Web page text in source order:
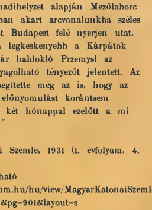
alapján Mezőlaborc
akart arcvonalunkba széles
Budapest felé nyerjen utat.
a Kárpátok
haldokló Przemysl az
tényezőt jelentett. Az
még az is, hogy az
korántsem
két hónappal ezelőtt a mi
Szemle, 1931 (1. évfolyam, 4.
hu/view/